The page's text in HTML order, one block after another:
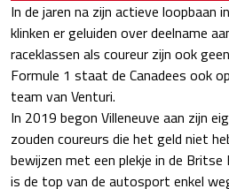
In de jaren na zijn actieve loopbaan
klinken er geluiden over deelname
raceklassen als coureur zijn ook
Formule 1 staat de Canadees ook
team van Venturi.
In 2019 begon Villeneuve aan zijn
zouden coureurs die het geld niet
bewijzen met een plekje in de
is de top van de autosport enkel